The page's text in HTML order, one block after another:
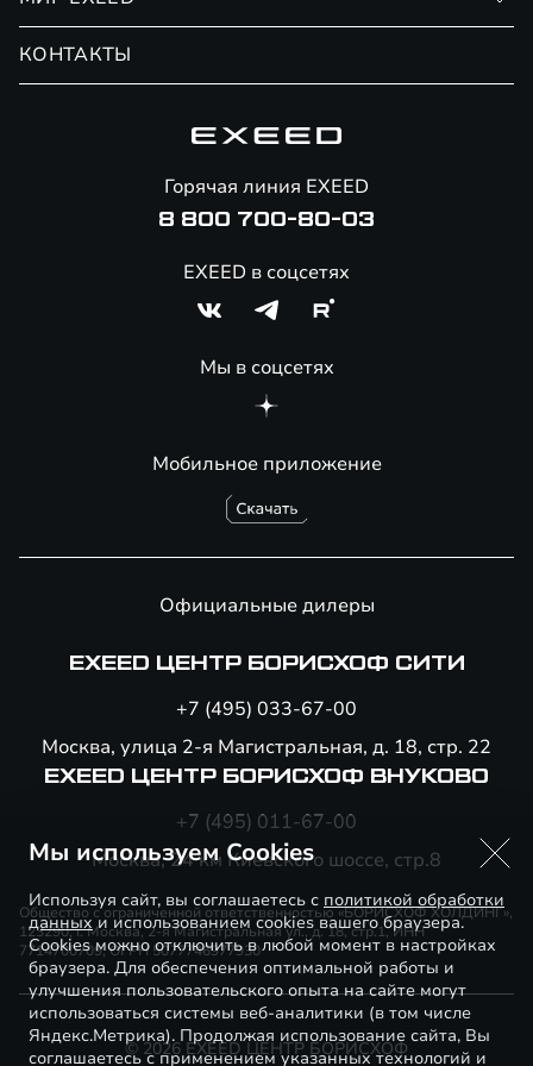
Сервис
Помощь на дорогах
Специальные предложения
КОНТАКТЫ
Мобильное приложение
Горячая линия EXEED
8 800 700-80-03
EXEED в соцсетях
Мы в соцсетях
Официальные дилеры
EXEED ЦЕНТР БОРИСХОФ СИТИ
+7 (495) 033-67-00
Москва, улица 2-я Магистральная, д. 18, стр. 22
EXEED ЦЕНТР БОРИСХОФ ВНУКОВО
+7 (495) 011-67-00
Москва, 24 км Киевского шоссе, стр.8
Общество с ограниченной ответственностью «БОРИСХОФ ХОЛДИНГ»,
123290, г. Москва, 2-я Магистральная ул., д. 18, стр.1, ИНН
7714700709, ОГРН 5077746977930
© 2026 EXEED ЦЕНТР БОРИСХОФ
Мы используем Cookies
Используя сайт, вы соглашаетесь с политикой обработки
данныхи использованием cookies вашего браузера.
Cookies можно отключить в любой момент в настройках
браузера. Для обеспечения оптимальной работы и
улучшения пользовательского опыта на сайте могут
использоваться системы веб-аналитики (в том числе
Яндекс.Метрика). Продолжая использование сайта, Вы
соглашаетесь с применением указанных технологий и